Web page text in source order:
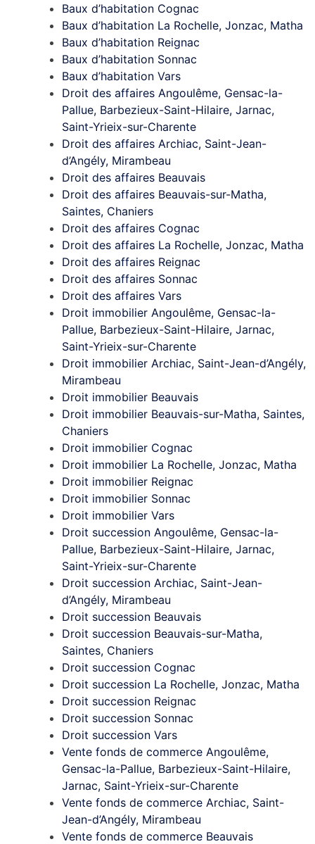
Baux d’habitation Cognac
Baux d’habitation La Rochelle, Jonzac, Matha
Baux d’habitation Reignac
Baux d’habitation Sonnac
Baux d’habitation Vars
Droit des affaires Angoulême, Gensac-la-
Pallue, Barbezieux-Saint-Hilaire, Jarnac,
Saint-Yrieix-sur-Charente
Droit des affaires Archiac, Saint-Jean-
d’Angély, Mirambeau
Droit des affaires Beauvais
Droit des affaires Beauvais-sur-Matha,
Saintes, Chaniers
Droit des affaires Cognac
Droit des affaires La Rochelle, Jonzac, Matha
Droit des affaires Reignac
Droit des affaires Sonnac
Droit des affaires Vars
Droit immobilier Angoulême, Gensac-la-
Pallue, Barbezieux-Saint-Hilaire, Jarnac,
Saint-Yrieix-sur-Charente
Droit immobilier Archiac, Saint-Jean-d’Angély,
Mirambeau
Droit immobilier Beauvais
Droit immobilier Beauvais-sur-Matha, Saintes,
Chaniers
Droit immobilier Cognac
Droit immobilier La Rochelle, Jonzac, Matha
Droit immobilier Reignac
Droit immobilier Sonnac
Droit immobilier Vars
Droit succession Angoulême, Gensac-la-
Pallue, Barbezieux-Saint-Hilaire, Jarnac,
Saint-Yrieix-sur-Charente
Droit succession Archiac, Saint-Jean-
d’Angély, Mirambeau
Droit succession Beauvais
Droit succession Beauvais-sur-Matha,
Saintes, Chaniers
Droit succession Cognac
Droit succession La Rochelle, Jonzac, Matha
Droit succession Reignac
Droit succession Sonnac
Droit succession Vars
Vente fonds de commerce Angoulême,
Gensac-la-Pallue, Barbezieux-Saint-Hilaire,
Jarnac, Saint-Yrieix-sur-Charente
Vente fonds de commerce Archiac, Saint-
Jean-d’Angély, Mirambeau
Vente fonds de commerce Beauvais